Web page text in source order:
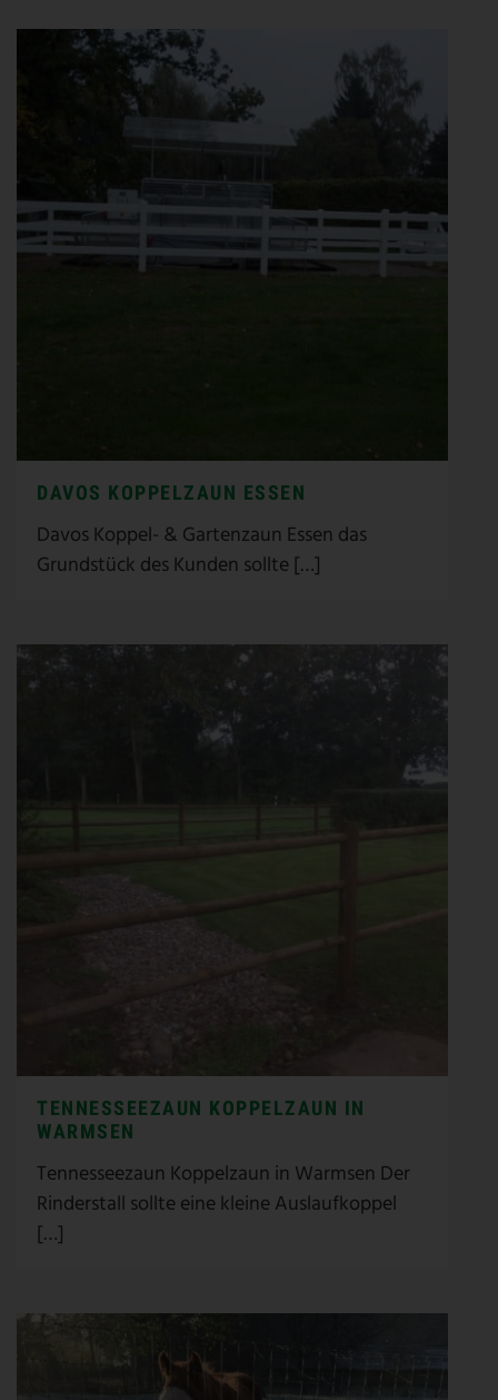
DAVOS KOPPELZAUN ESSEN
Davos Koppel- & Gartenzaun Essen das
Grundstück des Kunden sollte […]
TENNESSEEZAUN KOPPELZAUN IN
WARMSEN
Tennesseezaun Koppelzaun in Warmsen Der
Rinderstall sollte eine kleine Auslaufkoppel
[…]